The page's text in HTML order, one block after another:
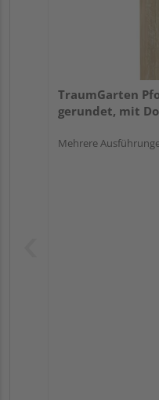
TraumGarten
gerundet, mit
Mehrere